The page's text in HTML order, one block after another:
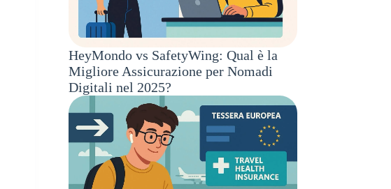
HeyMondo vs SafetyWing: Qual è la
Migliore Assicurazione per Nomadi
Digitali nel 2025?